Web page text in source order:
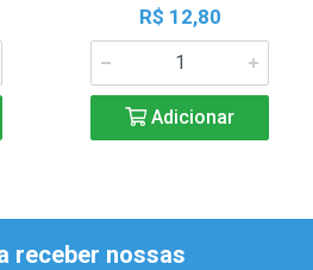
R$ 12,80
Adicionar
receber nossas